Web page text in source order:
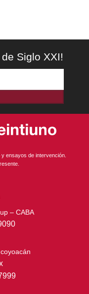
Siglo XXI!
ensayos de intervención.
– CABA